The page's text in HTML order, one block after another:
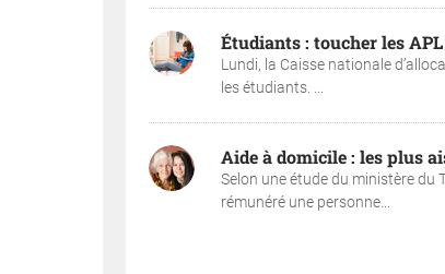
Étudiants : toucher les
Lundi, la Caisse nationale
les étudiants. ...
Aide à domicile : les plus
Selon une étude du ministère du
rémunéré une personne...